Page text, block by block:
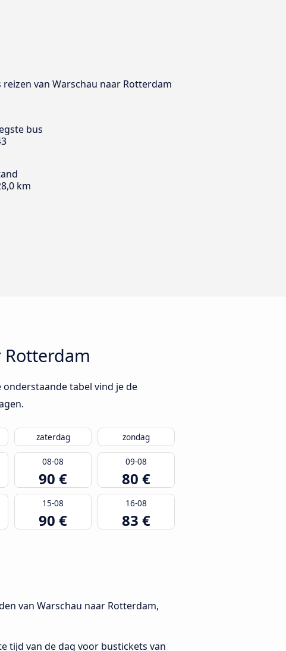
reizen van Warschau naar Rotterdam
bus
km
tabel vind je de
zaterdag zondag
08-08
90 €
09-08
80 €
15-08
90 €
16-08
83 €
van Warschau naar Rotterdam,
tijd van de dag voor bustickets van